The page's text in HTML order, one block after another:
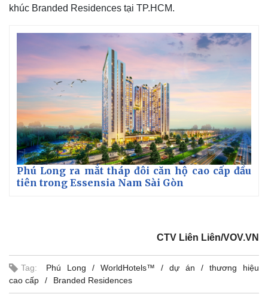
Tỷ giá
Giá cà phê
khúc Branded Residences tại TP.HCM.
Phú Long ra mắt tháp đôi căn hộ cao cấp đầu
tiên trong Essensia Nam Sài Gòn
CTV Liên Liên/VOV.VN
Tag: Phú Long WorldHotels™ dự án
thương hiệu
cao cấp
Branded Residences